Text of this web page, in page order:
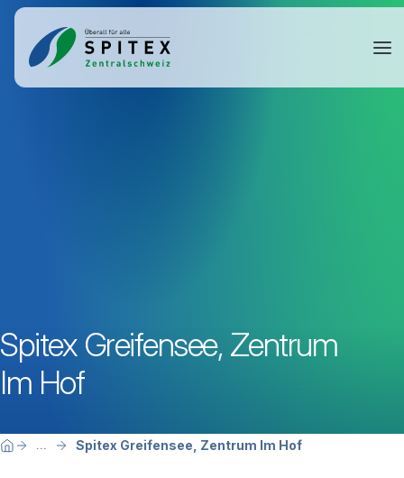
Spitex Greifensee, Zentrum
Im Hof
Breadcrumbnavigation
Sie befinden sich hier:
Home ... Spitex Greifensee, Zentrum Im Hof